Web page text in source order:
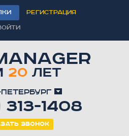
РЕГИСТРАЦИЯ
20ЛЕТ
313-1408
звонок